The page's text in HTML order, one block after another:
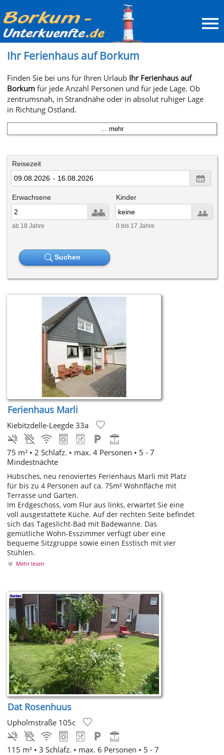
Ihr Ferienhaus auf Borkum
Finden Sie bei uns für Ihren Urlaub Ihr Ferienhaus auf
Borkum für jede Anzahl Personen und für jede Lage. Ob
zentrumsnah, in Strandnähe oder in absolut ruhiger Lage
in Richtung Ostland.
… mehr
Reisezeit
-
Erwachsene
ab 18 Jahre
Kinder
0 bis 17 Jahre
Suchen
Ferienhaus Marli
Kiebitzdelle-Leegde 33a
75 m² • 2 Schlafz. • max. 4 Personen • 5 - 7
Mindestnächte
Hübsches, neu renoviertes Ferienhaus Marli mit Platz
für bis zu 4 Personen auf ca. 75m² Wohnfläche mit
Terrasse und Garten.
Im Erdgeschoss, vom Flur aus links, erwartet Sie eine
voll ausgestattete Küche. Auf der rechten Seite befindet
sich das Tageslicht-Bad mit Badewanne. Das
gemütliche Wohn-Esszimmer verfügt über eine
bequeme Sitzgruppe sowie einen Esstisch mit vier
Stühlen.
Mehr lesen
Dat Rosenhuus
Upholmstraße 105c
115 m² • 3 Schlafz. • max. 6 Personen • 5 - 7